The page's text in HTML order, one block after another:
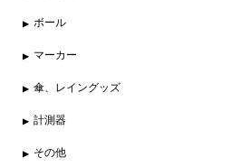
ボール
マーカー
傘、レイングッズ
計測器
その他